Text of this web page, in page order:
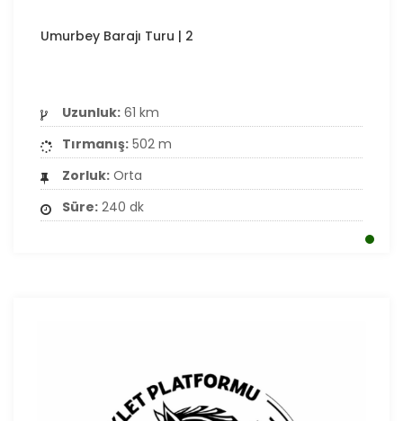
Umurbey Barajı Turu | 2
Uzunluk: 61 km
Tırmanış: 502 m
Zorluk: Orta
Süre: 240 dk